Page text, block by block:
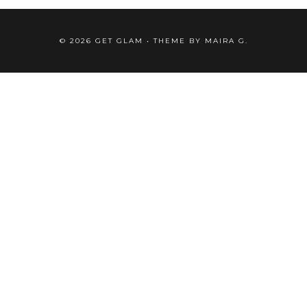
© 2026 GET GLAM • THEME BY MAIRA G.